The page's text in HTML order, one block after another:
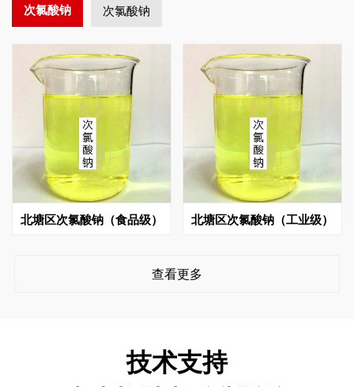
次氯酸钠 次氯酸钠
北塘区次氯酸钠（食品级） 北塘区次氯酸钠（工业级）
查看更多
技术支持